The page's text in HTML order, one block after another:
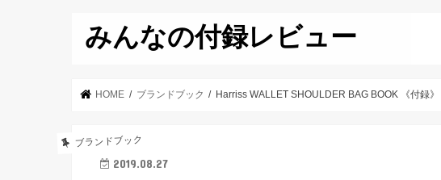
みんなの付録レビュー
HOME ブランドブック Harriss WALLET SHOULDER BAG BOOK 《付録
ブランドブック
2019.08.27